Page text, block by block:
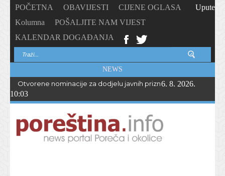
POČETNA OBAVIJESTI
CIJENE OGLASA
Kolumna
POŠALJITE NAM VIJEST
KALENDAR DOGAĐANJA
Upute
NEWS
Otvorene nominacije za dodjelu javnih priznanja Općine
6. 8. 2026.
10:03